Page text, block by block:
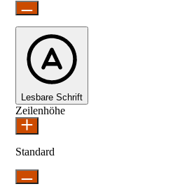
Lesbare Schrift
Zeilenhöhe
Standard